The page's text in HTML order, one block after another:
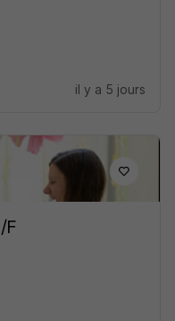
il y a 5 jours
F